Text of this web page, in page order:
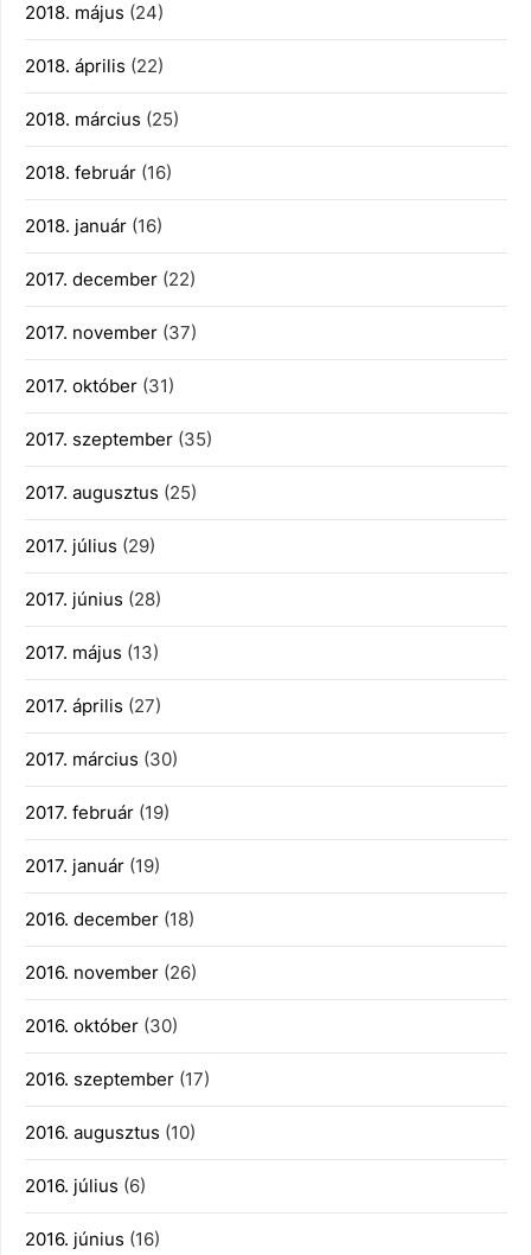
2018. május (24)
2018. április (22)
2018. március (25)
2018. február (16)
2018. január (16)
2017. december (22)
2017. november (37)
2017. október (31)
2017. szeptember (35)
2017. augusztus (25)
2017. július (29)
2017. június (28)
2017. május (13)
2017. április (27)
2017. március (30)
2017. február (19)
2017. január (19)
2016. december (18)
2016. november (26)
2016. október (30)
2016. szeptember (17)
2016. augusztus (10)
2016. július (6)
2016. június (16)